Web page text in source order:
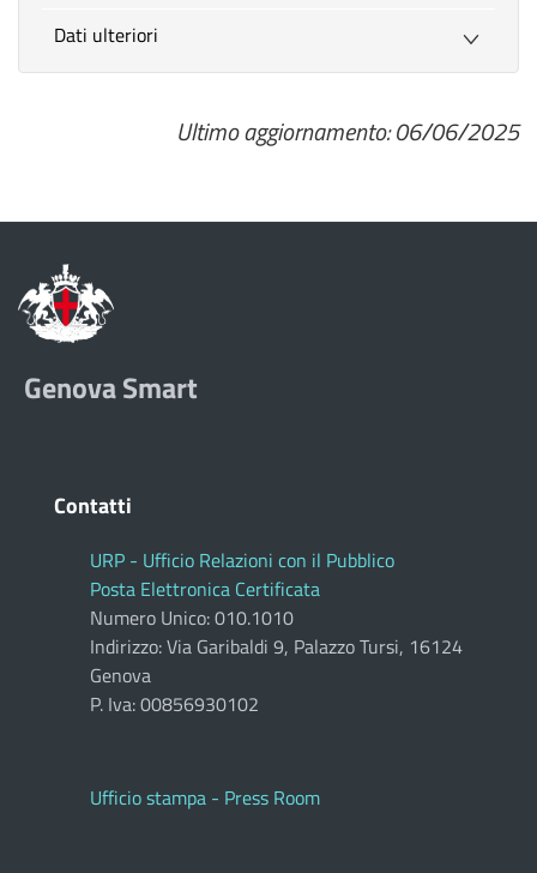
Dati ulteriori
Ultimo aggiornamento: 06/06/2025
Genova Smart
Contatti
URP - Ufficio Relazioni con il Pubblico
Posta Elettronica Certificata
Numero Unico: 010.1010
Indirizzo: Via Garibaldi 9, Palazzo Tursi, 16124
Genova
P. Iva: 00856930102
Ufficio stampa - Press Room